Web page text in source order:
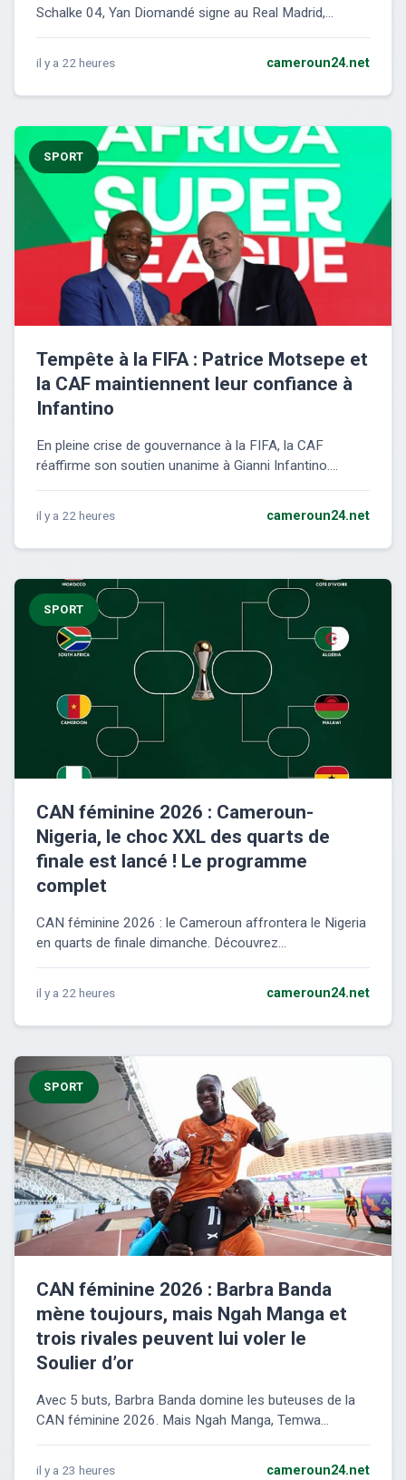
Schalke 04, Yan Diomandé signe au Real Madrid,...
il y a 22 heures cameroun24.net
SPORT
Tempête à la FIFA : Patrice Motsepe et
la CAF maintiennent leur confiance à
Infantino
En pleine crise de gouvernance à la FIFA, la CAF
réaffirme son soutien unanime à Gianni Infantino....
il y a 22 heures cameroun24.net
SPORT
CAN féminine 2026 : Cameroun-
Nigeria, le choc XXL des quarts de
finale est lancé ! Le programme
complet
CAN féminine 2026 : le Cameroun affrontera le Nigeria
en quarts de finale dimanche. Découvrez...
il y a 22 heures cameroun24.net
SPORT
CAN féminine 2026 : Barbra Banda
mène toujours, mais Ngah Manga et
trois rivales peuvent lui voler le
Soulier d’or
Avec 5 buts, Barbra Banda domine les buteuses de la
CAN féminine 2026. Mais Ngah Manga, Temwa...
il y a 23 heures cameroun24.net